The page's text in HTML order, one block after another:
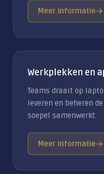
Meer informatie
Werkplekken en
Teams draait op
leveren en beheren
soepel samenwerkt.
Meer informatie